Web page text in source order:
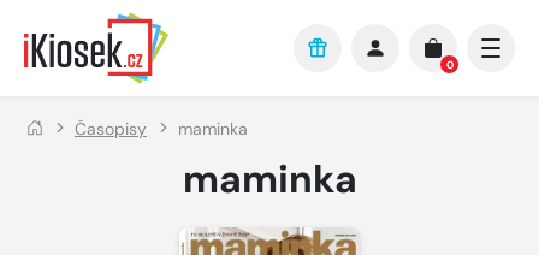
Přejít na hlavní obsah
0
Časopisy maminka
maminka